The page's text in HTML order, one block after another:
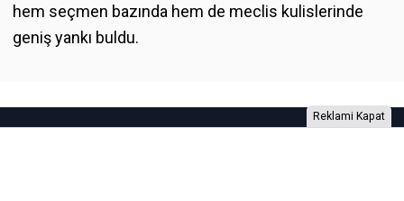
hem seçmen bazında hem de meclis kulislerinde
geniş yankı buldu.
Reklami Kapat